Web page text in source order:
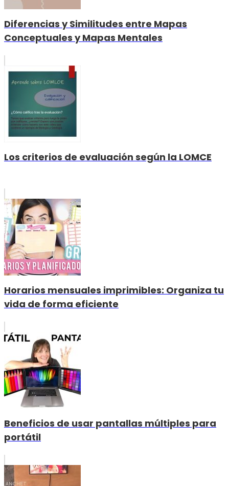
Diferencias y Similitudes entre Mapas
Conceptuales y Mapas Mentales
Los criterios de evaluación según la LOMCE
Horarios mensuales imprimibles: Organiza tu
vida de forma eficiente
Beneficios de usar pantallas múltiples para
portátil